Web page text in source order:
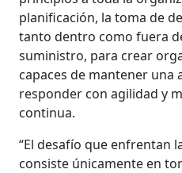
planificación, la toma de
tanto dentro como fuera
suministro, para crear
capaces de mantener una
responder con agilidad y
continua.
“El desafío que enfrentan
consiste únicamente en